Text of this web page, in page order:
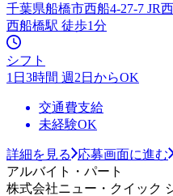
千葉県船橋市西船4-27-7 JR
西船橋駅 徒歩1分
シフト
1日3時間 週2日からOK
交通費支給
未経験OK
詳細を見る
応募画面に進む
アルバイト・パート
株式会社ニュー・クイック